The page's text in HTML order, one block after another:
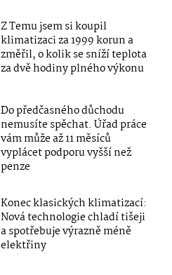
Z Temu jsem si koupil
klimatizaci za 1999 korun a
změřil, o kolik se sníží teplota
za dvě hodiny plného výkonu
Do předčasného důchodu
nemusíte spěchat. Úřad práce
vám může až 11 měsíců
vyplácet podporu vyšší než
penze
Konec klasických klimatizací:
Nová technologie chladí tišeji
a spotřebuje výrazně méně
elektřiny